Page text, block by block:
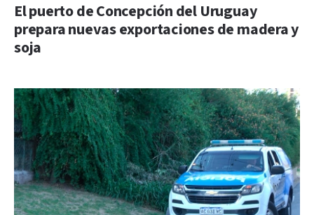
El puerto de Concepción del Uruguay
prepara nuevas exportaciones de madera y
soja